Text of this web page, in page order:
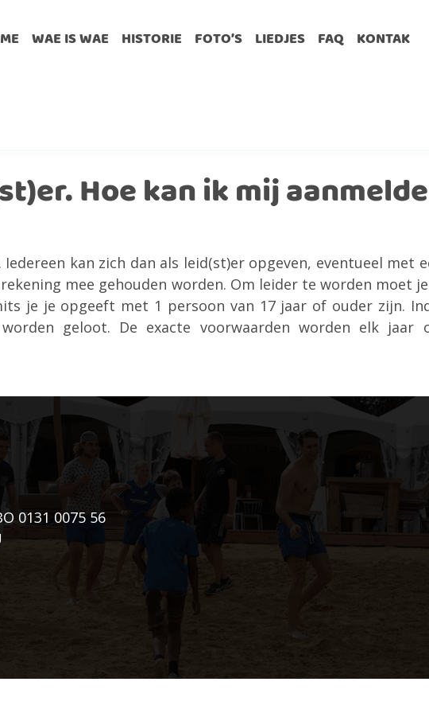
WAE IS WAE HISTORIE FOTO’S LIEDJES FAQ KONTAK
Hoe kan ik mij
kan zich dan als leid(st)er opgeven, eventueel met
mee gehouden worden. Om leider te worden moet
je je opgeeft met 1 persoon van 17 jaar of ouder zijn.
geloot. De exacte voorwaarden worden elk jaar
0131 0075 56